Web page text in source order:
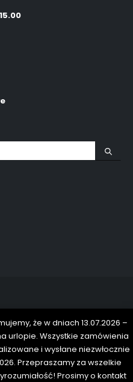
że w dniach 13.07.2026 –
urlopie. Wszystkie zamówienia
i wysłane niezwłocznie
Przepraszamy za wszelkie
Prosimy o kontakt